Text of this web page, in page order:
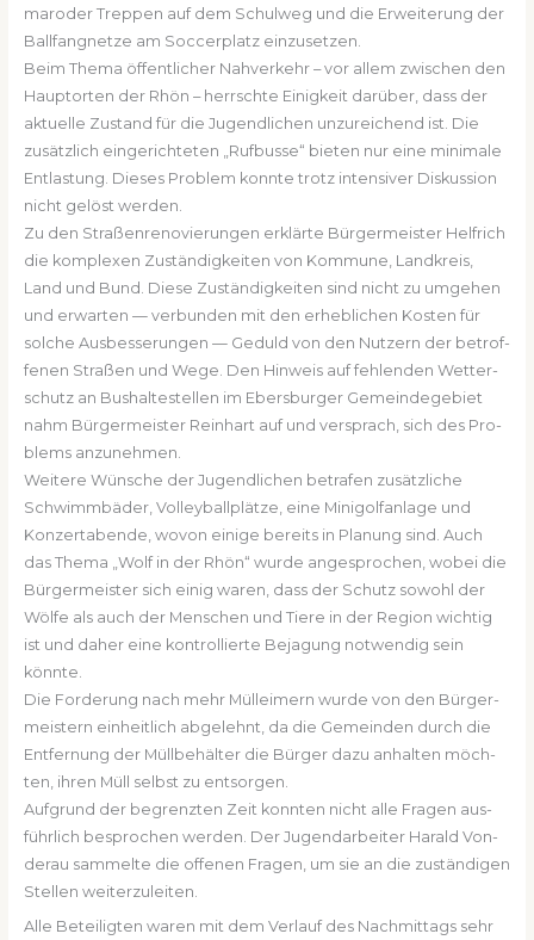
maro­der Trep­pen auf dem Schul­weg und die Erwei­te­rung der
Ball­fang­net­ze am Soc­cer­platz ein­zu­set­zen.
Beim The­ma öffent­li­cher Nah­ver­kehr – vor allem zwi­schen den
Haupt­or­ten der Rhön – herrsch­te Einig­keit dar­über, dass der
aktu­el­le Zustand für die Jugend­li­chen unzu­rei­chend ist. Die
zusätz­lich ein­ge­rich­te­ten „Ruf­bus­se“ bie­ten nur eine mini­ma­le
Ent­las­tung. Die­ses Pro­blem konn­te trotz inten­si­ver Dis­kus­si­on
nicht gelöst wer­den.
Zu den Stra­ßen­re­no­vie­run­gen erklär­te Bür­ger­meis­ter Helf­rich
die kom­ple­xen Zustän­dig­kei­ten von Kom­mu­ne, Land­kreis,
Land und Bund. Die­se Zustän­dig­kei­ten sind nicht zu umge­hen
und erwar­ten — ver­bun­den mit den erheb­li­chen Kos­ten für
sol­che Aus­bes­se­run­gen — Geduld von den Nut­zern der betrof­
fe­nen Stra­ßen und Wege. Den Hin­weis auf feh­len­den Wet­ter­
schutz an Bus­hal­te­stel­len im Ebers­bur­ger Gemein­de­ge­biet
nahm Bür­ger­meis­ter Rein­hart auf und ver­sprach, sich des Pro­
blems anzu­neh­men.
Wei­te­re Wün­sche der Jugend­li­chen betra­fen zusätz­li­che
Schwimm­bä­der, Vol­ley­ball­plät­ze, eine Mini­golf­an­la­ge und
Kon­zert­aben­de, wovon eini­ge bereits in Pla­nung sind. Auch
das The­ma „Wolf in der Rhön“ wur­de ange­spro­chen, wobei die
Bür­ger­meis­ter sich einig waren, dass der Schutz sowohl der
Wöl­fe als auch der Men­schen und Tie­re in der Regi­on wich­tig
ist und daher eine kon­trol­lier­te Beja­gung not­wen­dig sein
könn­te.
Die For­de­rung nach mehr Müll­ei­mern wur­de von den Bür­ger­
meis­tern ein­heit­lich abge­lehnt, da die Gemein­den durch die
Ent­fer­nung der Müll­be­häl­ter die Bür­ger dazu anhal­ten möch­
ten, ihren Müll selbst zu ent­sor­gen.
Auf­grund der begrenz­ten Zeit konn­ten nicht alle Fra­gen aus­
führ­lich bespro­chen wer­den. Der Jugend­ar­bei­ter Harald Von­
der­au sam­mel­te die offe­nen Fra­gen, um sie an die zustän­di­gen
Stel­len wei­ter­zu­lei­ten.
Alle Betei­lig­ten waren mit dem Ver­lauf des Nach­mit­tags sehr